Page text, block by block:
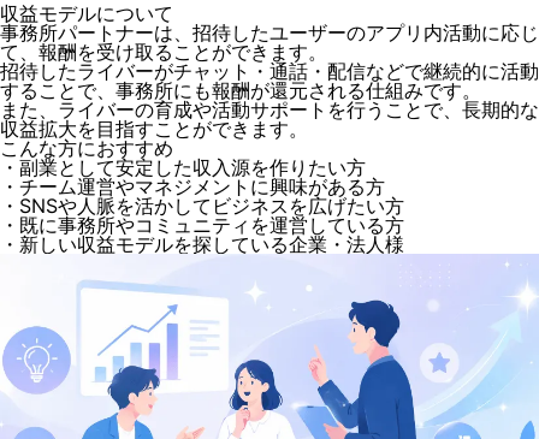
収益モデルについて
事務所パートナーは、招待したユーザーのアプリ内活動に応じ
て、報酬を受け取ることができます。
招待したライバーがチャット・通話・配信などで継続的に活動
することで、事務所にも報酬が還元される仕組みです。
また、ライバーの育成や活動サポートを行うことで、長期的な
収益拡大を目指すことができます。
こんな方におすすめ
・副業として安定した収入源を作りたい方
・チーム運営やマネジメントに興味がある方
・SNSや人脈を活かしてビジネスを広げたい方
・既に事務所やコミュニティを運営している方
・新しい収益モデルを探している企業・法人様